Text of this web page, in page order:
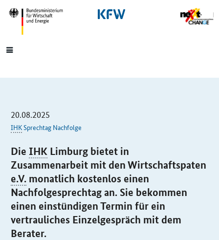
SrOnlyNavigation
Hauptmenü
20.08.2025
IHKSprechtag Nachfolge
Die IHK Limburg bietet in
Zusammenarbeit mit den Wirtschaftspaten
e.V. monatlich kostenlos einen
Nachfolgesprechtag an. Sie bekommen
einen einstündigen Termin für ein
vertrauliches Einzelgespräch mit dem
Berater.